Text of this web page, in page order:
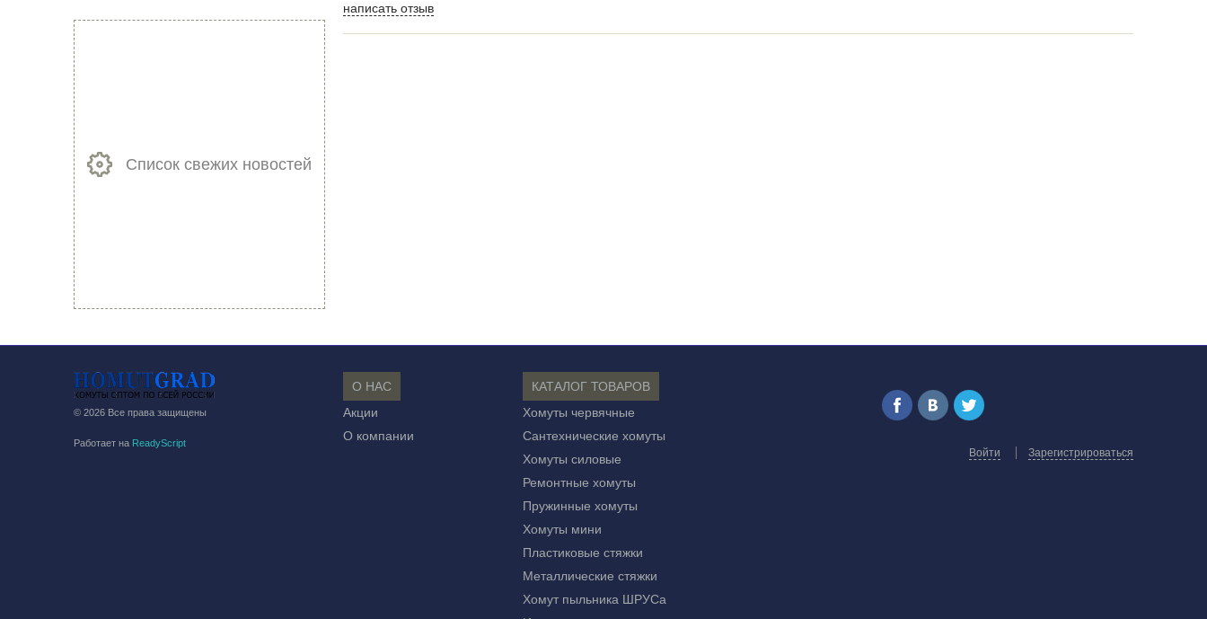
написать отзыв
Список свежих новостей
© 2026 Все права защищены
Работает на ReadyScript
О НАС
Акции
О компании
КАТАЛОГ ТОВАРОВ
Хомуты червячные
Сантехнические хомуты
Хомуты силовые
Ремонтные хомуты
Пружинные хомуты
Хомуты мини
Пластиковые стяжки
Металлические стяжки
Хомут пыльника ШРУСа
Войти Зарегистрироваться